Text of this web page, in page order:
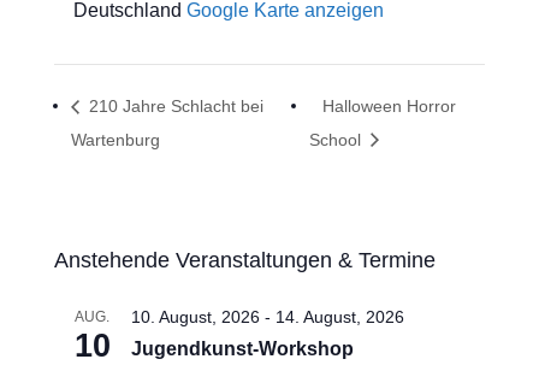
Deutschland Google Karte anzeigen
210 Jahre Schlacht bei
Wartenburg
Halloween Horror
School
Anstehende Veranstaltungen & Termine
AUG.
10
10. August, 2026- 14. August, 2026
Jugendkunst-Workshop